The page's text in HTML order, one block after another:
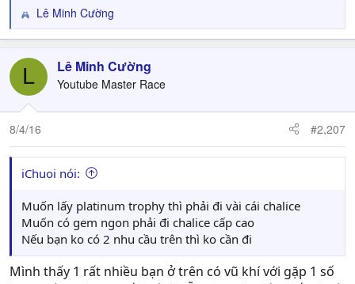
R
e
c
i
o
n
s
:
Lê Minh Cường
L Lê Minh Cường
Youtube Master Race
8/4/16 #2,207
iChuoi nói:
Muốn lấy platinum trophy thì phải đi vài cái chalice
Muốn có gem ngon phải đi chalice cấp cao
Nếu bạn ko có 2 nhu cầu trên thì ko cần đi
Mình thấy 1 rất nhiều bạn ở trên có vũ khí với gặp 1 số